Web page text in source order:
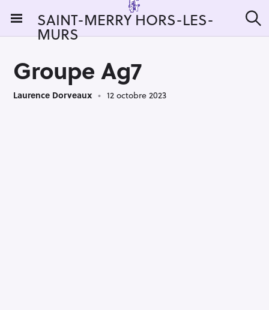
i
SAINT-MERRY HORS-LES-
MURS e
Groupe Ag7
Laurence Dorveaux 12 octobre 2023